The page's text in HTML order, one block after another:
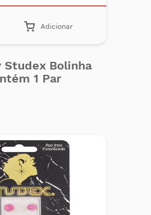
Adicionar
Studex Bolinha
1 Par